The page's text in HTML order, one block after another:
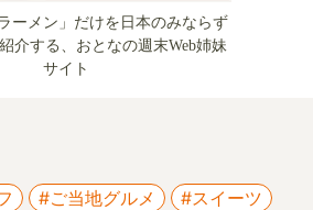
ーメン」だけを日本のみならず
介する、おとなの週末Web姉妹
サイト
#ご当地グルメ
#スイーツ